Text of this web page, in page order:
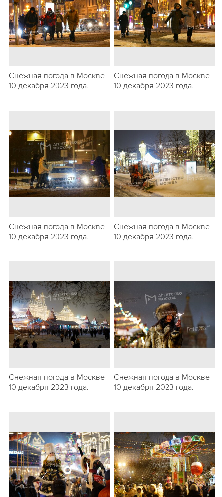
Снежная погода в Москве
10 декабря 2023 года.
Снежная погода в Москве
10 декабря 2023 года.
Снежная погода в Москве
10 декабря 2023 года.
Снежная погода в Москве
10 декабря 2023 года.
Снежная погода в Москве
10 декабря 2023 года.
Снежная погода в Москве
10 декабря 2023 года.